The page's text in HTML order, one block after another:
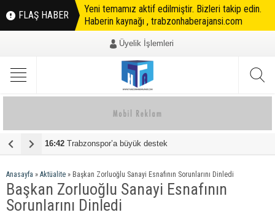
FLAŞ HABER
Yeni temamız aktif edilmiştir. Bizleri takip edin.
Haberin kaynağı , trabzonhaberajansi.com
Üyelik İşlemleri
16:42 Trabzonspor’a büyük destek
Anasayfa » Aktüalite » Başkan Zorluoğlu Sanayi Esnafının Sorunlarını Dinledi
Başkan Zorluoğlu Sanayi Esnafının
Sorunlarını Dinledi